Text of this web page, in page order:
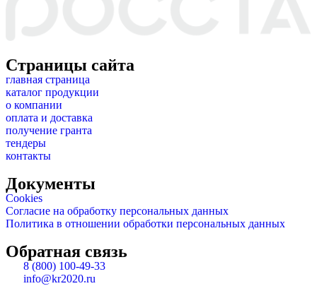
Страницы сайта
главная страница
каталог продукции
о компании
оплата и доставка
получение гранта
тендеры
контакты
Документы
Cookies
Согласие на обработку персональных данных
Политика в отношении обработки персональных данных
Обратная связь
8 (800) 100-49-33
info@kr2020.ru